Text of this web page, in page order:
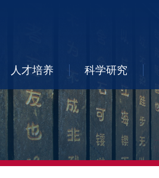
人才培养 科学研究